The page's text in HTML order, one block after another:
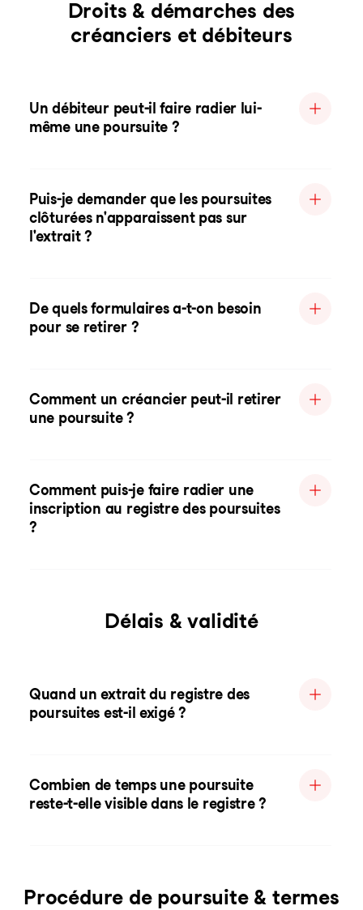
Droits & démarches des
créanciers et débiteurs
Un débiteur peut-il faire radier lui-
même une poursuite ?
Puis-je demander que les poursuites
clôturées n'apparaissent pas sur
l'extrait ?
De quels formulaires a-t-on besoin
pour se retirer ?
Comment un créancier peut-il retirer
une poursuite ?
Comment puis-je faire radier une
inscription au registre des poursuites
?
Délais & validité
Quand un extrait du registre des
poursuites est-il exigé ?
Combien de temps une poursuite
reste-t-elle visible dans le registre ?
Procédure de poursuite & termes